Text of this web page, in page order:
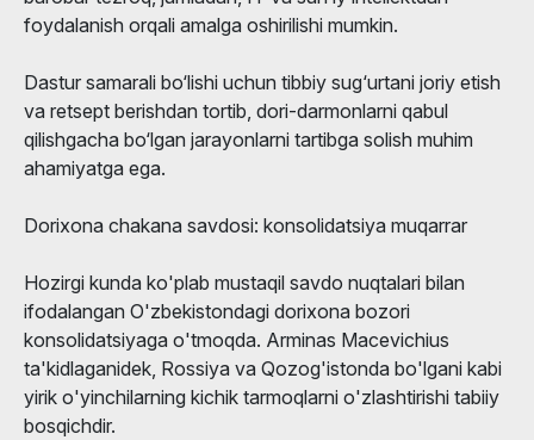
foydalanish orqali amalga oshirilishi mumkin.
Dastur samarali bo‘lishi uchun tibbiy sug‘urtani joriy etish
va retsept berishdan tortib, dori-darmonlarni qabul
qilishgacha bo‘lgan jarayonlarni tartibga solish muhim
ahamiyatga ega.
Dorixona chakana savdosi: konsolidatsiya muqarrar
Hozirgi kunda ko'plab mustaqil savdo nuqtalari bilan
ifodalangan O'zbekistondagi dorixona bozori
konsolidatsiyaga o'tmoqda. Arminas Macevichius
ta'kidlaganidek, Rossiya va Qozog'istonda bo'lgani kabi
yirik o'yinchilarning kichik tarmoqlarni o'zlashtirishi tabiiy
bosqichdir.